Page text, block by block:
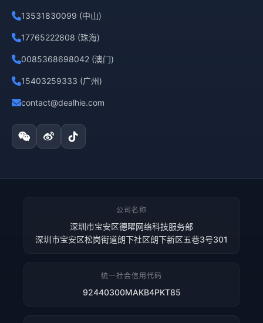
13531830099 (中山)
17765222808 (珠海)
0085368698042 (澳门)
15403259333 (广州)
contact@dealhie.com
公司名称
深圳市宝安区德曜网络科技服务部
深圳市宝安区松岗街道朗下社区朗下新区五巷3号301
统一社会信用代码
92440300MAKB4PKT85